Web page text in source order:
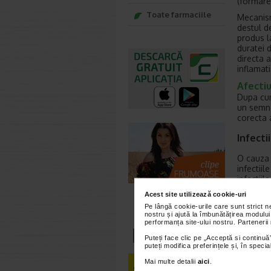
Acest site utilizează cookie-uri
Pe lângă cookie-urile care sunt strict
nostru și ajută la îmbunătățirea
performanța site-ului nostru.
Puteți face clic pe „Acceptă si
puteți modifica preferințele și, în
Mai multe detalii aici
destul
produs
duratei
directa
Dupa
un
corecta
O
Boli
cateva
Toate farmaciile